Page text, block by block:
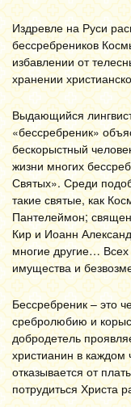
Издревле на Руси
бессребреников
избавлении от
хранении
Выдающийся
«бессребреник»
бескорыстный
жизни многих
Святых». Среди
такие святые, как
Пантелеймон;
Кир и Иоанн
многие другие… Всех
имущества и
Бессребреник – это
сребролюбию и
добродетель
христианин в каждом
отказывается от
потрудиться Христа